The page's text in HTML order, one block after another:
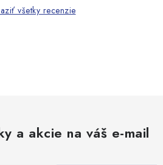
všetky recenzie
a akcie na váš e-mail